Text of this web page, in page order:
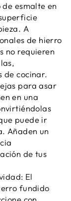
esmalte en
A
de hierro
no requieren
de cocinar.
para asar
en una
puede ir
Añaden un
de tus
El
fundido